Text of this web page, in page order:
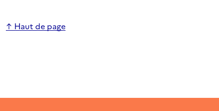
↑ Haut de page